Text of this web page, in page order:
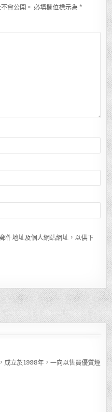
會公開。 必填欄位標示為 *
件地址及個人網站網址，以供下
立於1998年，一向以售買優質煙